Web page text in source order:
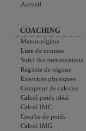
Accueil
COACHING
Menus régime
Liste de courses
Suivi des mensurations
Réglette de régime
Exercices physiques
Compteur de calories
Calcul poids idéal
Calcul IMC
Courbe de poids
Calcul IMG